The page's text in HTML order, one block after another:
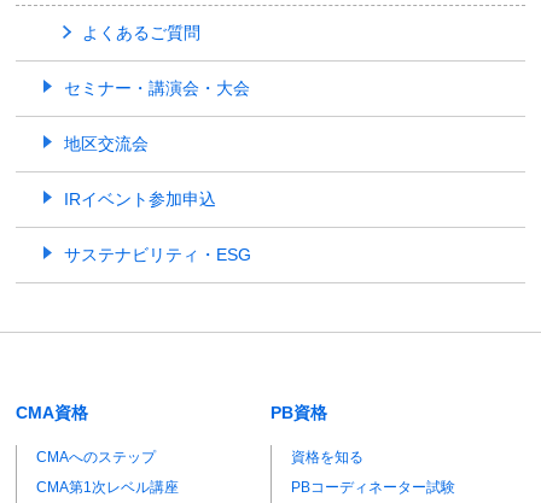
よくあるご質問
セミナー・講演会・大会
地区交流会
IRイベント参加申込
サステナビリティ・ESG
CMA資格
CMAへのステップ
CMA第1次レベル講座
PB資格
資格を知る
PBコーディネーター試験